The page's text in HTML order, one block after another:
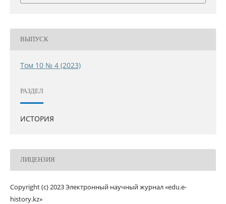
ВЫПУСК
Том 10 № 4 (2023)
РАЗДЕЛ
ИСТОРИЯ
ЛИЦЕНЗИЯ
Copyright (c) 2023 Электронный научный журнал «edu.e-
history.kz»